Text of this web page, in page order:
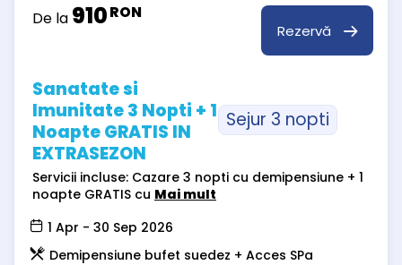
De la 910RON
Rezervă
Sanatate si
Imunitate 3 Nopti + 1
Noapte GRATIS IN
EXTRASEZON
Sejur 3 nopti
Servicii incluse: Cazare 3 nopti cu demipensiune + 1
noapte GRATIS cu Mai mult
1 Apr - 30 Sep 2026
Demipensiune bufet suedez + Acces SPa